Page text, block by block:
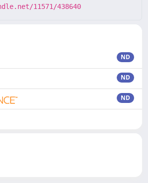
11571/438640
ND
ND
ND